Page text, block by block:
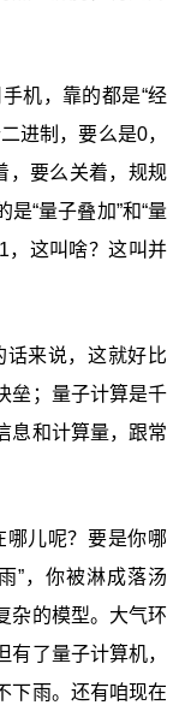
机，靠的都是“经
进制，要么是0，
，要么关着，规规
“量子叠加”和“量
，这叫啥？这叫并
来说，这就好比
垒；量子计算是千
息和计算量，跟常
哪儿呢？要是你哪
”，你被淋成落汤
杂的模型。大气环
了量子计算机，
下雨。还有咱现在